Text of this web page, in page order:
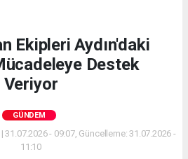
Ekipleri Aydın'daki
Destek
Veriyor
GÜNDEM
- 09:07, Güncelleme: 31.07.2026 -
11:10